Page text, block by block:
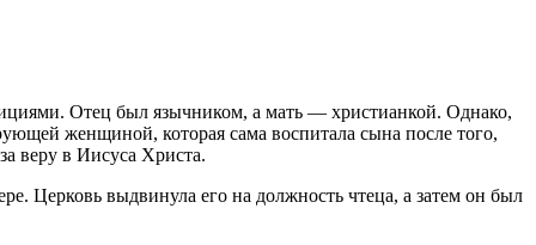
Отец был язычником, а мать — христианкой. Однако,
женщиной, которая сама воспитала сына после того,
веру в Иисуса Христа.
Церковь выдвинула его на должность чтеца, а затем он был